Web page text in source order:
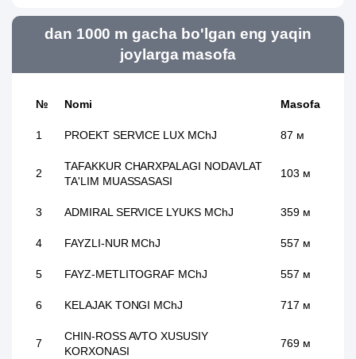
dan 1000 m gacha bo'lgan eng yaqin
joylarga masofa
№ Nomi Masofa
1 PROEKT SERVICE LUX MChJ 87 м
2
TAFAKKUR CHARXPALAGI NODAVLAT
TA'LIM MUASSASASI
103 м
3 ADMIRAL SERVICE LYUKS MChJ 359 м
4 FAYZLI-NUR MChJ 557 м
5 FAYZ-METLITOGRAF MChJ 557 м
6 KELAJAK TONGI MChJ 717 м
7
CHIN-ROSS AVTO XUSUSIY
KORXONASI
769 м